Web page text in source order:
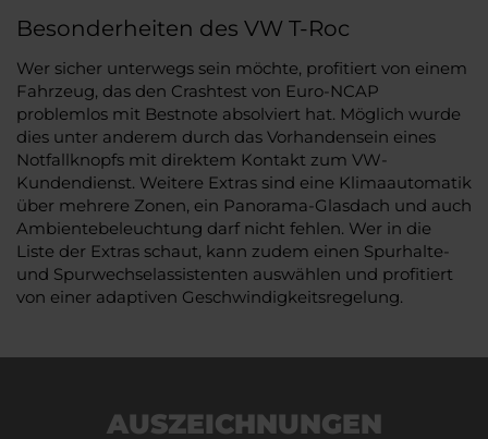
Besonderheiten des VW T-Roc
Wer sicher unterwegs sein möchte, profitiert von einem
Fahrzeug, das den Crashtest von Euro-NCAP
problemlos mit Bestnote absolviert hat. Möglich wurde
dies unter anderem durch das Vorhandensein eines
Notfallknopfs mit direktem Kontakt zum VW-
Kundendienst. Weitere Extras sind eine Klimaautomatik
über mehrere Zonen, ein Panorama-Glasdach und auch
Ambientebeleuchtung darf nicht fehlen. Wer in die
Liste der Extras schaut, kann zudem einen Spurhalte-
und Spurwechselassistenten auswählen und profitiert
von einer adaptiven Geschwindigkeitsregelung.
AUSZEICHNUNGEN